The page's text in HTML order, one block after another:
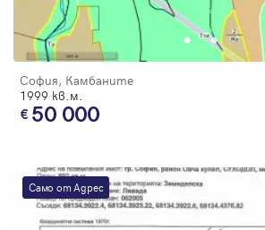
София, Камбаните
1999 кв.м.
50 000
Само от Адрес
Парола
Забравена парола